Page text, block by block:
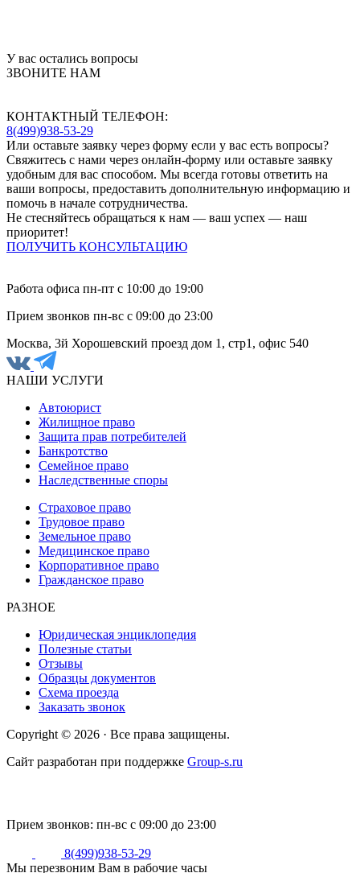
У вас остались вопросы
ЗВОНИТЕ НАМ
КОНТАКТНЫЙ ТЕЛEФОН:
8(499)938-53-29
Или оставьте заявку через форму если у вас есть вопросы?
Свяжитесь с нами через онлайн-форму или оставьте заявку
удобным для вас способом. Мы всегда готовы ответить на
ваши вопросы, предоставить дополнительную информацию и
помочь в начале сотрудничества.
Не стесняйтесь обращаться к нам — ваш успех — наш
приоритет!
ПОЛУЧИТЬ КОНСУЛЬТАЦИЮ
Работа офиса пн-пт с 10:00 до 19:00
Прием звонков пн-вс с 09:00 до 23:00
Москва, 3й Хорошевский проезд дом 1, стр1, офис 540
НАШИ УСЛУГИ
Автоюрист
Жилищное право
Защита прав потребителей
Банкротство
Семейное право
Наследственные споры
Страховое право
Трудовое право
Земельное право
Медицинское право
Корпоративное право
Гражданское право
РАЗНОЕ
Юридическая энциклопедия
Полезные статьи
Отзывы
Образцы документов
Схема проезда
Заказать звонок
Copyright © 2026 · Все права защищены.
Cайт разработан при поддержке Group-s.ru
Прием звонков: пн-вс с 09:00 до 23:00
8(499)938-53-29
Мы перезвоним Вам в рабочие часы